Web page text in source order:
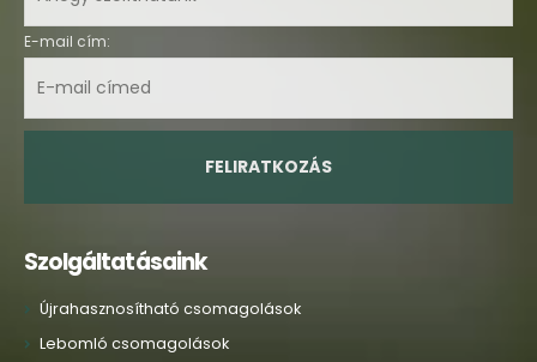
E-mail cím:
Szolgáltatásaink
Újrahasznosítható csomagolások
Lebomló csomagolások